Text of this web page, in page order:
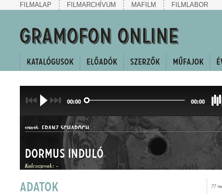
FILMALAP FILMARCHÍVUM MAFILM FILMLABOR
00:00 00:00
SZERZŐ: FRANZ SCHAROCH
Dormus induló
Kulcsszavak: -
77